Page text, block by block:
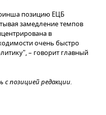
позицию ЕЦБ
замедление темпов
в
очень быстро
– говорит главный
позицией редакции.